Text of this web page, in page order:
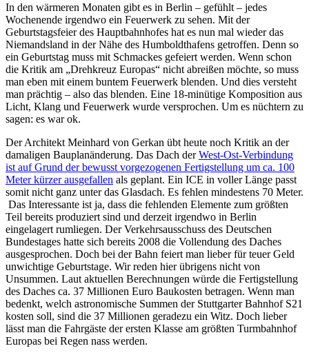
In den wärmeren Monaten gibt es in Berlin – gefühlt – jedes
Wochenende irgendwo ein Feuerwerk zu sehen. Mit der
Geburtstagsfeier des Hauptbahnhofes hat es nun mal wieder das
Niemandsland in der Nähe des Humboldthafens getroffen. Denn so
ein Geburtstag muss mit Schmackes gefeiert werden. Wenn schon
die Kritik am „Drehkreuz Europas“ nicht abreißen möchte, so muss
man eben mit einem buntem Feuerwerk blenden. Und dies versteht
man prächtig – also das blenden. Eine 18-minütige Komposition aus
Licht, Klang und Feuerwerk wurde versprochen. Um es nüchtern zu
sagen: es war ok.
Der Architekt Meinhard von Gerkan übt heute noch Kritik an der
damaligen Bauplanänderung. Das Dach derWest-Ost-Verbindung
ist auf Grund der bewusst vorgezogenen Fertigstellung um ca. 100
Meter kürzer ausgefallen als geplant. Ein ICE in voller Länge passt
somit nicht ganz unter das Glasdach. Es fehlen mindestens 70 Meter.
Das Interessante ist ja, dass die fehlenden Elemente zum größten
Teil bereits produziert sind und derzeit irgendwo in Berlin
eingelagert rumliegen. Der Verkehrsausschuss des Deutschen
Bundestages hatte sich bereits 2008 die Vollendung des Daches
ausgesprochen. Doch bei der Bahn feiert man lieber für teuer Geld
unwichtige Geburtstage. Wir reden hier übrigens nicht von
Unsummen. Laut aktuellen Berechnungen würde die Fertigstellung
des Daches ca. 37 Millionen Euro Baukosten betragen. Wenn man
bedenkt, welch astronomische Summen der Stuttgarter Bahnhof S21
kosten soll, sind die 37 Millionen geradezu ein Witz. Doch lieber
lässt man die Fahrgäste der ersten Klasse am größten Turmbahnhof
Europas bei Regen nass werden.